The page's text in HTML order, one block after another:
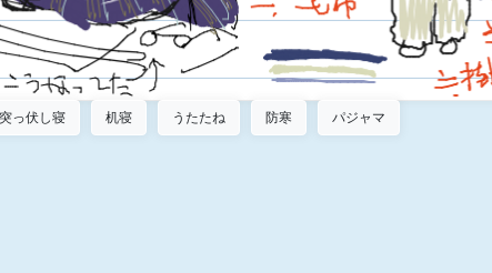
突っ伏し寝 机寝 うたたね 防寒 パジャマ